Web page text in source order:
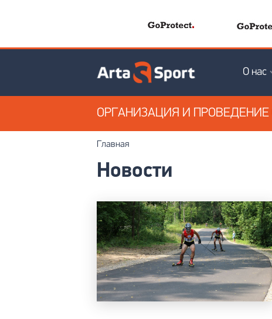
О нас
ОРГАНИЗАЦИЯ И ПРОВЕДЕНИЕ
Главная
Новости